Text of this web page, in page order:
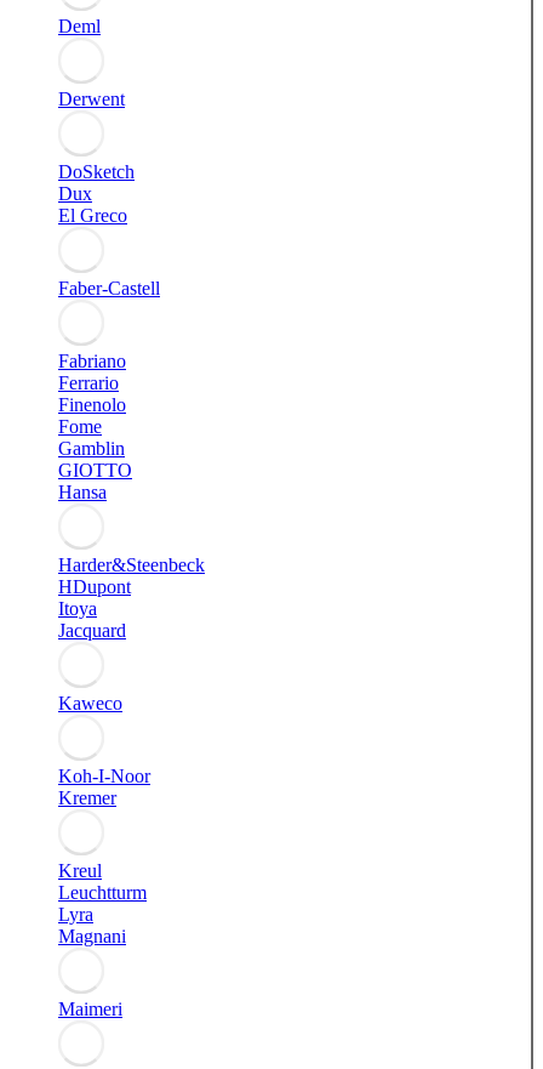
Deml
Derwent
DoSketch
Dux
El Greco
Faber-Castell
Fabriano
Ferrario
Finenolo
Fome
Gamblin
GIOTTO
Hansa
Harder&Steenbeck
HDupont
Itoya
Jacquard
Kaweco
Koh-I-Noor
Kremer
Kreul
Leuchtturm
Lyra
Magnani
Maimeri